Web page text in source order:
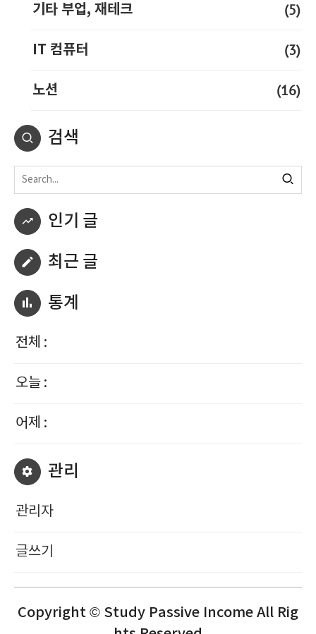
기타 부업, 재테크 (5)
IT 컴퓨터 (3)
노션 (16)
검색
인기 글
최근 글
통계
전체 :
오늘 :
어제 :
관리
관리자
글쓰기
Copyright © Study Passive Income All Rig